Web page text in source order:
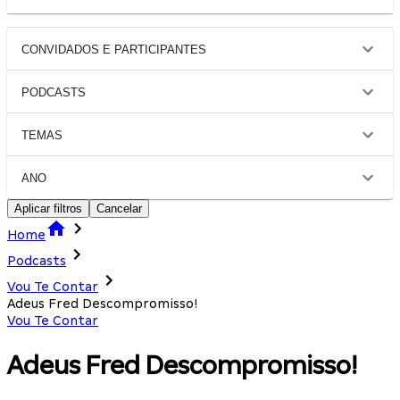
CONVIDADOS E PARTICIPANTES
PODCASTS
TEMAS
ANO
Aplicar filtros Cancelar
Home
Podcasts
Vou Te Contar
Adeus Fred Descompromisso!
Vou Te Contar
Adeus Fred Descompromisso!